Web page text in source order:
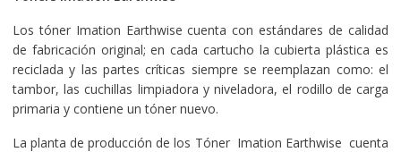
Los tóner Imation Earthwise cuenta con estándares de calidad
de fabricación original; en cada cartucho la cubierta plástica es
reciclada y las partes críticas siempre se reemplazan como: el
tambor, las cuchillas limpiadora y niveladora, el rodillo de carga
primaria y contiene un tóner nuevo.
La planta de producción de los Tóner Imation Earthwise cuenta